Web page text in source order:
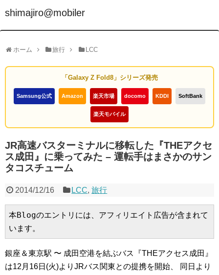
shimajiro@mobiler
ホーム 旅行 LCC
「Galaxy Z Fold8」シリーズ発売
Samsung公式 Amazon 楽天市場 docomo KDDI SoftBank
楽天モバイル
JR高速バスターミナルに移転した『THEアクセ
ス成田』に乗ってみた – 運転手はまさかのサン
タコスチューム
2014/12/16 LCC,旅行
本Blogのエントリには、アフィリエイト広告が含まれて
います。
銀座＆東京駅 〜 成田空港を結ぶバス『THEアクセス成田』
は12月16日(火)よりJRバス関東との提携を開始、 同日より